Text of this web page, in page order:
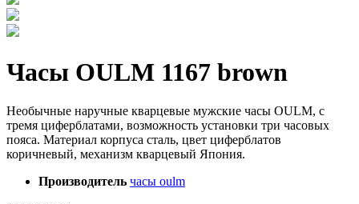
Часы OULM 1167 brown
Необычные наручные кварцевые мужские часы OULM, с
тремя циферблатами, возможность установки три часовых
пояса. Материал корпуса сталь, цвет циферблатов
коричневый, механизм кварцевый Япония.
Производитель часы oulm